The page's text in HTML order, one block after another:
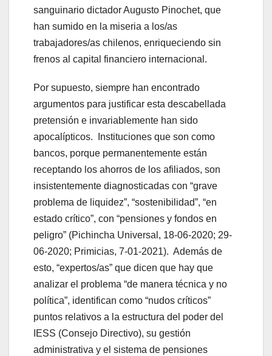
sanguinario dictador Augusto Pinochet, que
han sumido en la miseria a los/as
trabajadores/as chilenos, enriqueciendo sin
frenos al capital financiero internacional.
Por supuesto, siempre han encontrado
argumentos para justificar esta descabellada
pretensión e invariablemente han sido
apocalípticos. Instituciones que son como
bancos, porque permanentemente están
receptando los ahorros de los afiliados, son
insistentemente diagnosticadas con “grave
problema de liquidez”, “sostenibilidad”, “en
estado crítico”, con “pensiones y fondos en
peligro” (Pichincha Universal, 18-06-2020; 29-
06-2020; Primicias, 7-01-2021). Además de
esto, “expertos/as” que dicen que hay que
analizar el problema “de manera técnica y no
política”, identifican como “nudos críticos”
puntos relativos a la estructura del poder del
IESS (Consejo Directivo), su gestión
administrativa y el sistema de pensiones